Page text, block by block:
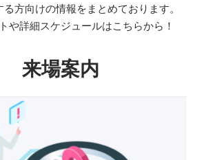
方向けの情報をまとめております。
や詳細スケジュールはこちらから！
来場案内